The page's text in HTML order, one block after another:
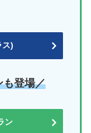
ス)
も登場／
ン